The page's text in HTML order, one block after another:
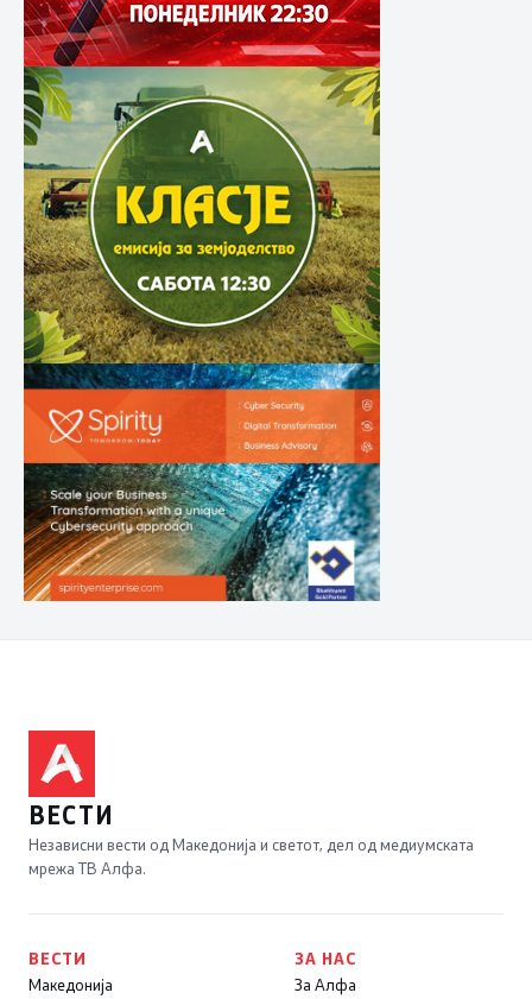
ВЕСТИ
Независни вести од Македонија и светот, дел од медиумската
мрежа ТВ Алфа.
ВЕСТИ
Македонија
ЗА НАС
За Алфа